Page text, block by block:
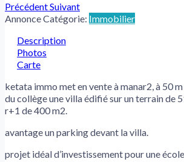
PrécédentSuivant
Annonce Catégorie: Immobilier
Description
Photos
Carte
ketata immo met en vente à manar2, à 50
du collège une villa édifié sur un terrain de
r+1 de 400 m2.
avantage un parking devant la villa.
projet idéal d’investissement pour une